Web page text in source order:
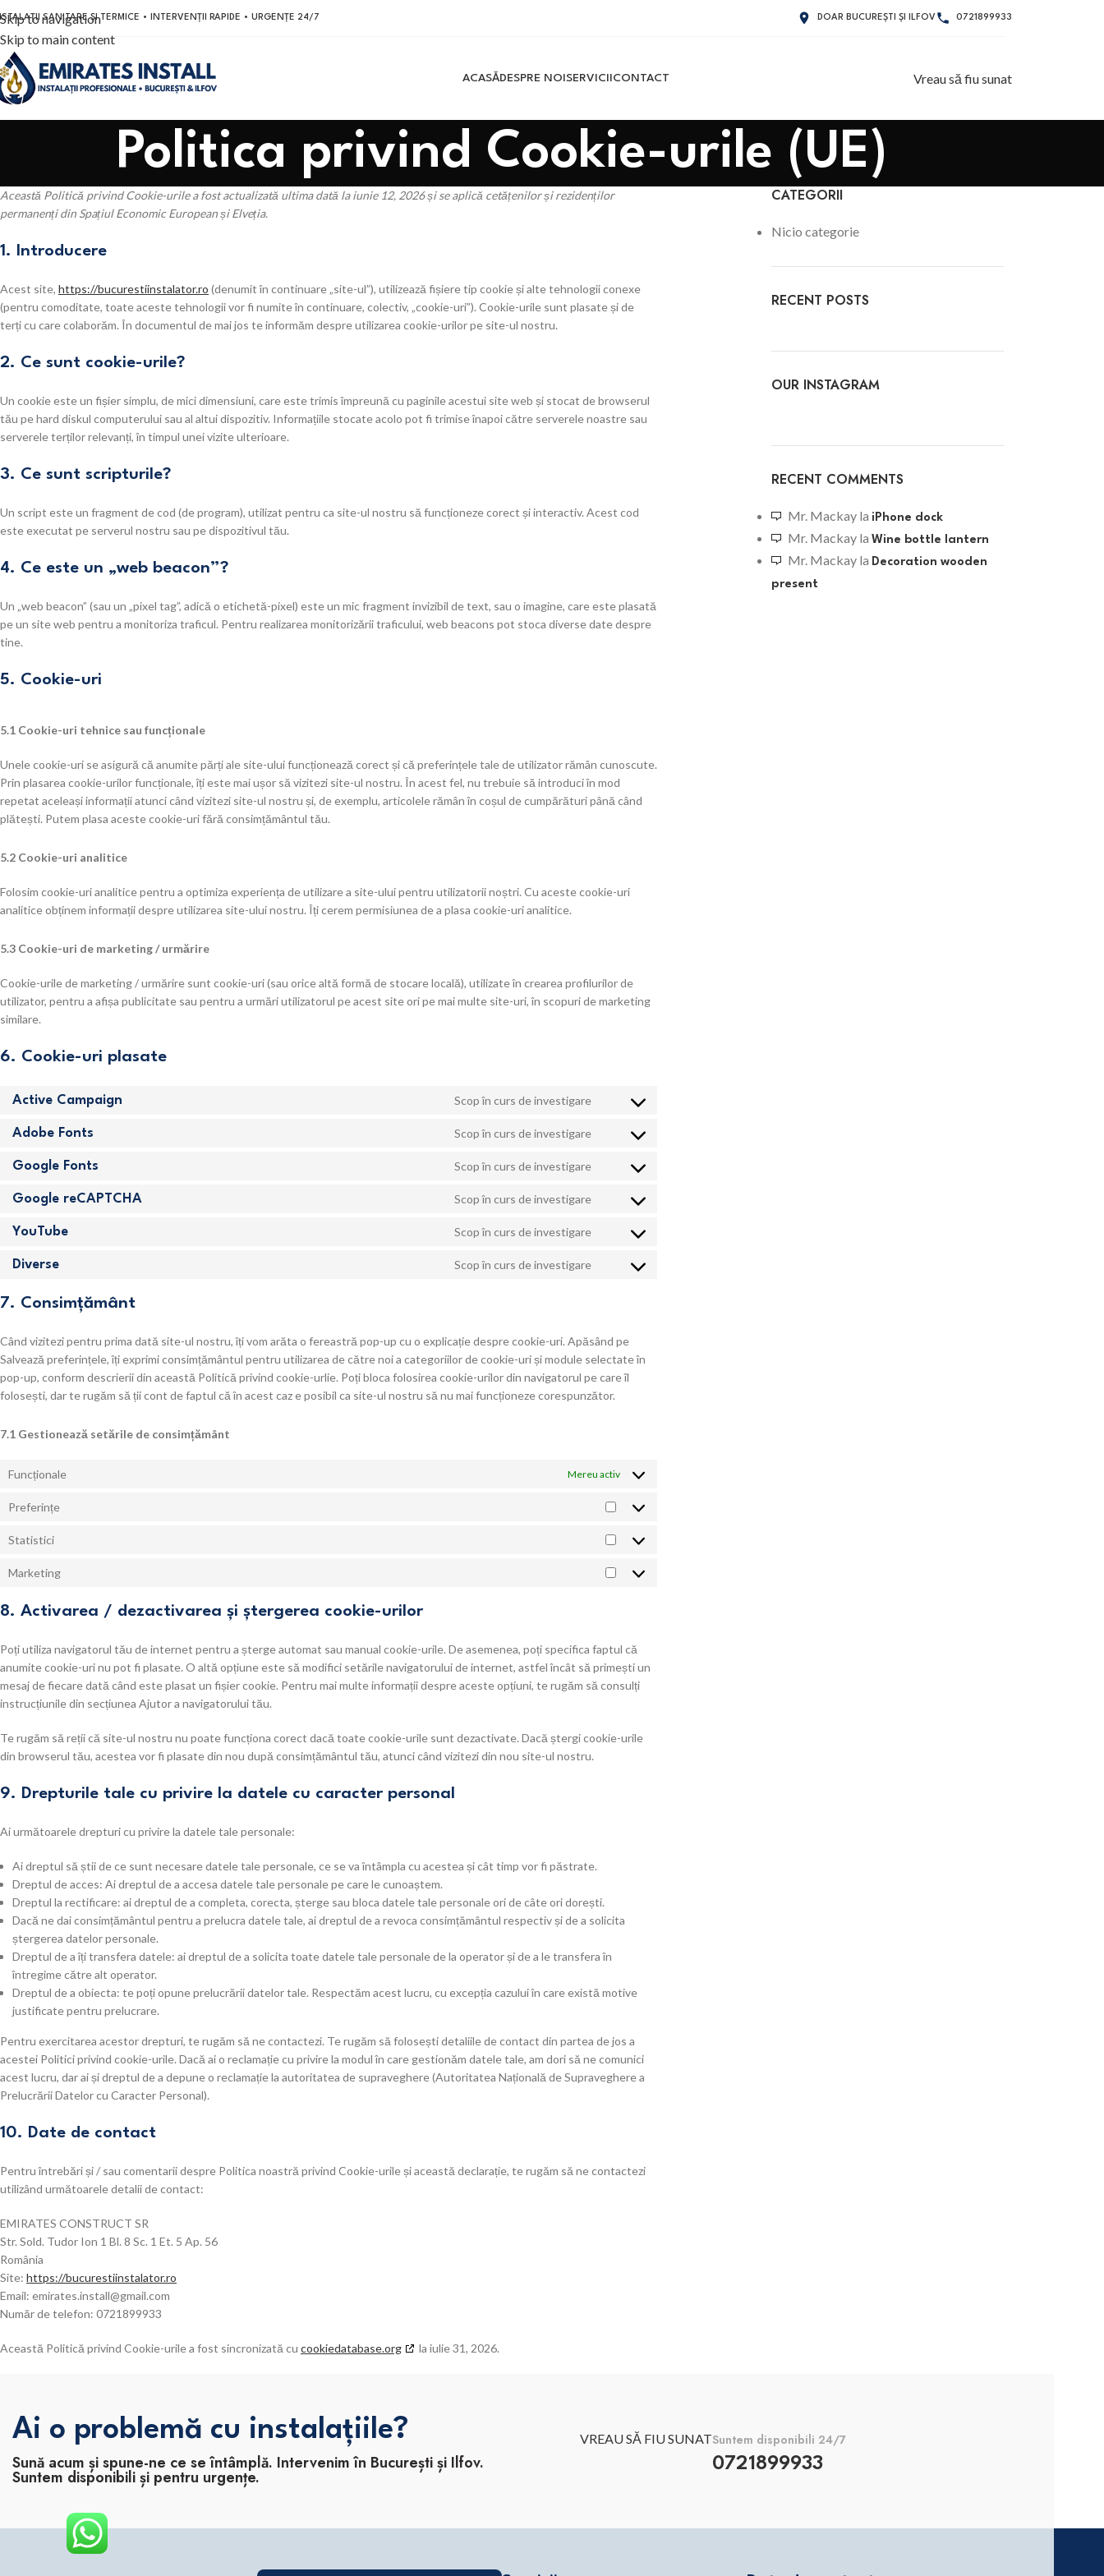
Skip to navigation
Skip to main content
SANITARE ȘI TERMICE • INTERVENȚII RAPIDE • URGENȚE 24/7 DOAR BUCUREȘTI ȘI ILFOV 0721899933
ACASĂDESPRE NOISERVICIICONTACT Vreau să fiu sunat
Politica privind Cookie-urile (UE)
Această Politică privind Cookie-urile a fost actualizată ultima dată la iunie 12, 2026 și se aplică cetățenilor și rezidenților
permanenți din Spațiul Economic European și Elveția.
1. Introducere
Acest site, https://bucurestiinstalator.ro (denumit în continuare „site-ul”), utilizează fișiere tip cookie și alte tehnologii conexe
(pentru comoditate, toate aceste tehnologii vor fi numite în continuare, colectiv, „cookie-uri”). Cookie-urile sunt plasate și de
terți cu care colaborăm. În documentul de mai jos te informăm despre utilizarea cookie-urilor pe site-ul nostru.
2. Ce sunt cookie-urile?
Un cookie este un fișier simplu, de mici dimensiuni, care este trimis împreună cu paginile acestui site web și stocat de browserul
tău pe hard diskul computerului sau al altui dispozitiv. Informațiile stocate acolo pot fi trimise înapoi către serverele noastre sau
serverele terților relevanți, în timpul unei vizite ulterioare.
3. Ce sunt scripturile?
Un script este un fragment de cod (de program), utilizat pentru ca site-ul nostru să funcționeze corect și interactiv. Acest cod
este executat pe serverul nostru sau pe dispozitivul tău.
4. Ce este un „web beacon”?
Un „web beacon” (sau un „pixel tag”, adică o etichetă-pixel) este un mic fragment invizibil de text, sau o imagine, care este plasată
pe un site web pentru a monitoriza traficul. Pentru realizarea monitorizării traficului, web beacons pot stoca diverse date despre
tine.
5. Cookie-uri
5.1 Cookie-uri tehnice sau funcționale
Unele cookie-uri se asigură că anumite părți ale site-ului funcționează corect și că preferințele tale de utilizator rămân cunoscute.
Prin plasarea cookie-urilor funcționale, îți este mai ușor să vizitezi site-ul nostru. În acest fel, nu trebuie să introduci în mod
repetat aceleași informații atunci când vizitezi site-ul nostru și, de exemplu, articolele rămân în coșul de cumpărături până când
plătești. Putem plasa aceste cookie-uri fără consimțământul tău.
5.2 Cookie-uri analitice
Folosim cookie-uri analitice pentru a optimiza experiența de utilizare a site-ului pentru utilizatorii noștri. Cu aceste cookie-uri
analitice obținem informații despre utilizarea site-ului nostru. Îți cerem permisiunea de a plasa cookie-uri analitice.
5.3 Cookie-uri de marketing / urmărire
Cookie-urile de marketing / urmărire sunt cookie-uri (sau orice altă formă de stocare locală), utilizate în crearea profilurilor de
utilizator, pentru a afișa publicitate sau pentru a urmări utilizatorul pe acest site ori pe mai multe site-uri, în scopuri de marketing
similare.
6. Cookie-uri plasate
Active Campaign Scop în curs de investigare
Adobe Fonts Scop în curs de investigare
Google Fonts Scop în curs de investigare
Google reCAPTCHA Scop în curs de investigare
YouTube Scop în curs de investigare
Diverse Scop în curs de investigare
7. Consimţământ
Când vizitezi pentru prima dată site-ul nostru, îți vom arăta o fereastră pop-up cu o explicație despre cookie-uri. Apăsând pe
Salvează preferințele, îți exprimi consimțământul pentru utilizarea de către noi a categoriilor de cookie-uri și module selectate în
pop-up, conform descrierii din această Politică privind cookie-urlie. Poți bloca folosirea cookie-urilor din navigatorul pe care îl
folosești, dar te rugăm să ții cont de faptul că în acest caz e posibil ca site-ul nostru să nu mai funcționeze corespunzător.
7.1 Gestionează setările de consimțământ
Funcționale Mereu activ
Preferințe
Statistici
Marketing
8. Activarea / dezactivarea și ștergerea cookie-urilor
Poți utiliza navigatorul tău de internet pentru a șterge automat sau manual cookie-urile. De asemenea, poți specifica faptul că
anumite cookie-uri nu pot fi plasate. O altă opțiune este să modifici setările navigatorului de internet, astfel încât să primești un
mesaj de fiecare dată când este plasat un fișier cookie. Pentru mai multe informații despre aceste opțiuni, te rugăm să consulți
instrucțiunile din secțiunea Ajutor a navigatorului tău.
Te rugăm să reții că site-ul nostru nu poate funcționa corect dacă toate cookie-urile sunt dezactivate. Dacă ștergi cookie-urile
din browserul tău, acestea vor fi plasate din nou după consimțământul tău, atunci când vizitezi din nou site-ul nostru.
9. Drepturile tale cu privire la datele cu caracter personal
Ai următoarele drepturi cu privire la datele tale personale:
Ai dreptul să știi de ce sunt necesare datele tale personale, ce se va întâmpla cu acestea și cât timp vor fi păstrate.
Dreptul de acces: Ai dreptul de a accesa datele tale personale pe care le cunoaștem.
Dreptul la rectificare: ai dreptul de a completa, corecta, șterge sau bloca datele tale personale ori de câte ori dorești.
Dacă ne dai consimțământul pentru a prelucra datele tale, ai dreptul de a revoca consimțământul respectiv și de a solicita
ștergerea datelor personale.
Dreptul de a îți transfera datele: ai dreptul de a solicita toate datele tale personale de la operator și de a le transfera în
întregime către alt operator.
Dreptul de a obiecta: te poți opune prelucrării datelor tale. Respectăm acest lucru, cu excepția cazului în care există motive
justificate pentru prelucrare.
Pentru exercitarea acestor drepturi, te rugăm să ne contactezi. Te rugăm să folosești detaliile de contact din partea de jos a
acestei Politici privind cookie-urile. Dacă ai o reclamație cu privire la modul în care gestionăm datele tale, am dori să ne comunici
acest lucru, dar ai și dreptul de a depune o reclamație la autoritatea de supraveghere (Autoritatea Națională de Supraveghere a
Prelucrării Datelor cu Caracter Personal).
10. Date de contact
Pentru întrebări și / sau comentarii despre Politica noastră privind Cookie-urile și această declarație, te rugăm să ne contactezi
utilizând următoarele detalii de contact:
EMIRATES CONSTRUCT SR
Str. Sold. Tudor Ion 1 Bl. 8 Sc. 1 Et. 5 Ap. 56
România
Site: https://bucurestiinstalator.ro
Email: emirates.install@gmail.com
Număr de telefon: 0721899933
Această Politică privind Cookie-urile a fost sincronizată cu cookiedatabase.org la iulie 31, 2026.
CATEGORII
Nicio categorie
RECENT POSTS
OUR INSTAGRAM
RECENT COMMENTS
Mr. Mackayla iPhone dock
Mr. Mackayla Wine bottle lantern
Mr. Mackayla Decoration wooden
present
Ai o problemă cu instalațiile?
Sună acum și spune-ne ce se întâmplă. Intervenim în București și Ilfov.
Suntem disponibili și pentru urgențe.
VREAU SĂ FIU SUNATSuntem disponibili 24/7
0721899933